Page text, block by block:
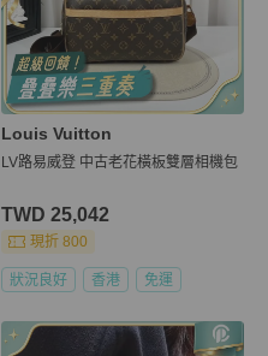
Louis Vuitton
LV路易威登 中古老花橫板雙層相機包
TWD 25,042
現折 800
狀況良好 香港 免運